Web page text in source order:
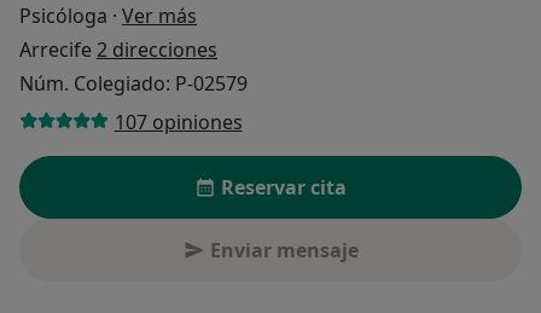
Psicóloga · Ver más
Arrecife 2 direcciones
Núm. Colegiado: P-02579
107 opiniones
Reservar cita
Enviar mensaje